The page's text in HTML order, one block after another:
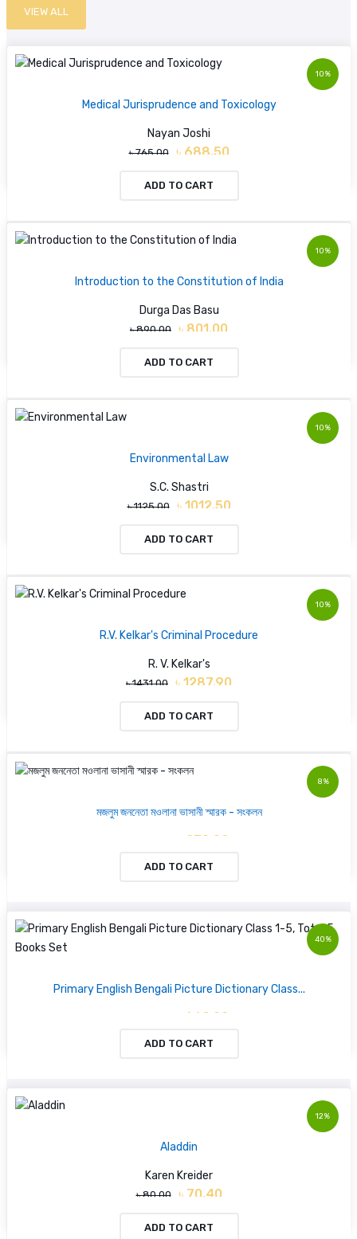
VIEW ALL
10%
Medical Jurisprudence and Toxicology
Nayan Joshi
৳ 765.00 ৳ 688.50
ADD TO CART
10%
Introduction to the Constitution of India
Durga Das Basu
৳ 890.00 ৳ 801.00
ADD TO CART
10%
Environmental Law
S.C. Shastri
৳ 1125.00 ৳ 1012.50
ADD TO CART
10%
R.V. Kelkar's Criminal Procedure
R. V. Kelkar's
৳ 1431.00 ৳ 1287.90
ADD TO CART
8%
মজলুম জননেতা মওলানা ভাসানী স্মারক - সংকলন
৳ 230.00
ADD TO CART
40%
Primary English Bengali Picture Dictionary Class...
৳ 669.00
ADD TO CART
12%
Aladdin
Karen Kreider
৳ 80.00 ৳ 70.40
ADD TO CART